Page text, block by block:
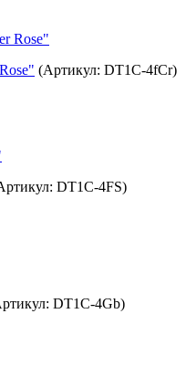
(Артикул: DT1C-4fCr)
DT1C-4FS)
DT1C-4Gb)